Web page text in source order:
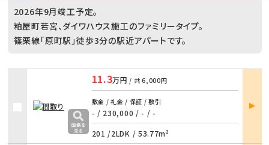
2026年9月竣工予定。
粕屋町若宮、ダイワハウス施工のファミリータイプ。
篠栗線「原町駅」徒歩3分の駅近アパートです。
11.3万円 / 共6,000円
敷金 / 礼金 / 保証 / 敷引
- / 230,000 / - / -
201 /2LDK / 53.77m²
部屋
詳細